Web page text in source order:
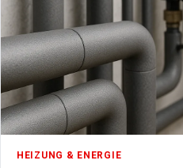
HEIZUNG & ENERGIE